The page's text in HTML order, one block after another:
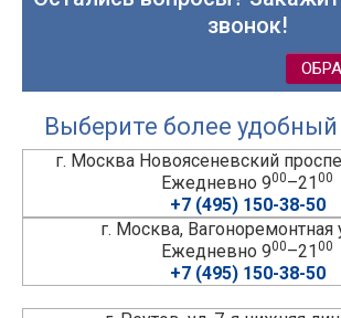
звонок!
Выберите более удобный
г. Москва Новоясеневский
Ежедневно 900–2100
+7 (495) 150-38-50
г. Москва, Вагоноремонтная
Ежедневно 900–2100
+7 (495) 150-38-50